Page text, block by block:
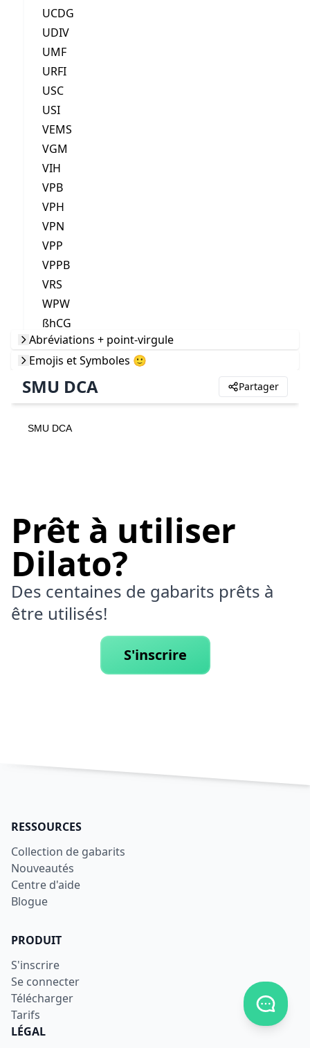
UCDG
UDIV
UMF
URFI
USC
USI
VEMS
VGM
VIH
VPB
VPH
VPN
VPP
VPPB
VRS
WPW
ßhCG
Abréviations + point-virgule
Emojis et Symboles 🙂
SMU DCA Partager
SMU DCA
Prêt à utiliser
Dilato?
Des centaines de gabarits prêts à
être utilisés!
S'inscrire
RESSOURCES
Collection de gabarits
Nouveautés
Centre d'aide
Blogue
PRODUIT
S'inscrire
Se connecter
Télécharger
Tarifs
LÉGAL